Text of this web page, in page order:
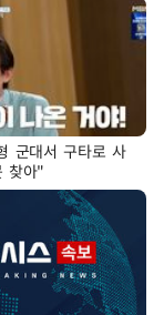
군대서 구타로 사
찾아"